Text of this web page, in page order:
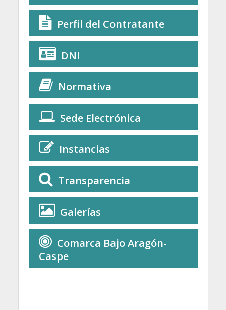
Perfil del Contratante
DNI
Normativa
Sede Electrónica
Instancias
Transparencia
Galerías
Comarca Bajo Aragón-
Caspe